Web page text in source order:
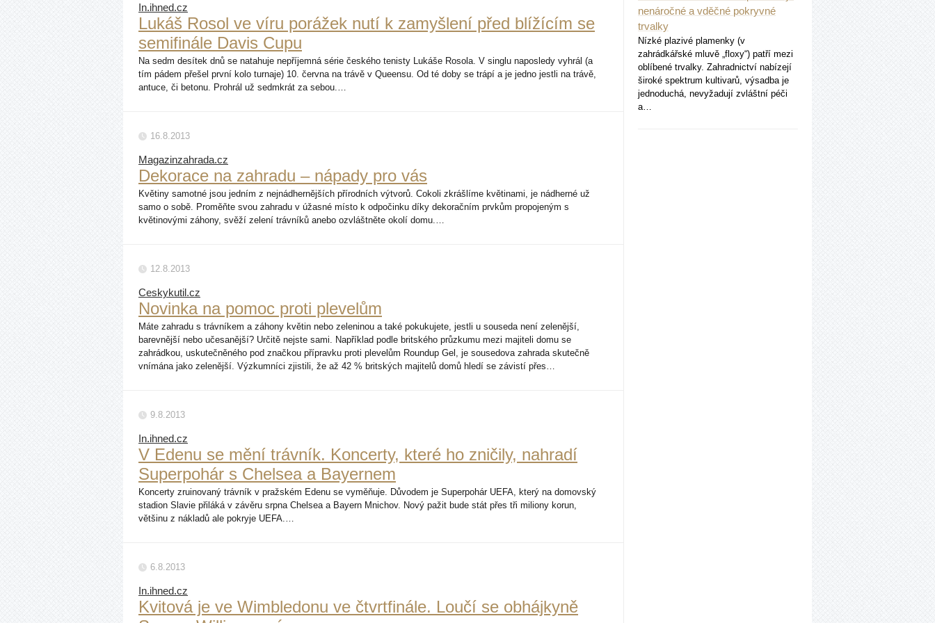
In.ihned.cz
Lukáš Rosol ve víru porážek nutí k zamyšlení před blížícím se
semifinále Davis Cupu
Na sedm desítek dnů se natahuje nepříjemná série českého tenisty Lukáše Rosola. V singlu naposledy vyhrál (a
tím pádem přešel první kolo turnaje) 10. června na trávě v Queensu. Od té doby se trápí a je jedno jestli na trávě,
antuce, či betonu. Prohrál už sedmkrát za sebou.…
16.8.2013
Magazinzahrada.cz
Dekorace na zahradu – nápady pro vás
Květiny samotné jsou jedním z nejnádhernějších přírodních výtvorů. Cokoli zkrášlíme květinami, je nádherné už
samo o sobě. Proměňte svou zahradu v úžasné místo k odpočinku díky dekoračním prvkům propojeným s
květinovými záhony, svěží zelení trávníků anebo ozvláštněte okolí domu.…
12.8.2013
Ceskykutil.cz
Novinka na pomoc proti plevelům
Máte zahradu s trávníkem a záhony květin nebo zeleninou a také pokukujete, jestli u souseda není zelenější,
barevnější nebo učesanější? Určitě nejste sami. Například podle britského průzkumu mezi majiteli domu se
zahrádkou, uskutečněného pod značkou přípravku proti plevelům Roundup Gel, je sousedova zahrada skutečně
vnímána jako zelenější. Výzkumníci zjistili, že až 42 % britských majitelů domů hledí se závistí přes…
9.8.2013
In.ihned.cz
V Edenu se mění trávník. Koncerty, které ho zničily, nahradí
Superpohár s Chelsea a Bayernem
Koncerty zruinovaný trávník v pražském Edenu se vyměňuje. Důvodem je Superpohár UEFA, který na domovský
stadion Slavie přiláká v závěru srpna Chelsea a Bayern Mnichov. Nový pažit bude stát přes tři miliony korun,
většinu z nákladů ale pokryje UEFA.…
6.8.2013
In.ihned.cz
Kvitová je ve Wimbledonu ve čtvrtfinále. Loučí se obhájkyně
nenáročné a vděčné pokryvné
trvalky
Nízké plazivé plamenky (v
zahrádkářské mluvě „floxy“) patří mezi
oblíbené trvalky. Zahradnictví nabízejí
široké spektrum kultivarů, výsadba je
jednoduchá, nevyžadují zvláštní péči
a…